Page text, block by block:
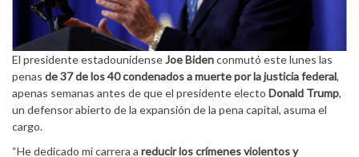
El presidente estadounidense Joe Bidenconmutó este lunes las
penas de 37 de los 40 condenados a muerte por la justicia federal,
apenas semanas antes de que el presidente electo Donald Trump,
un defensor abierto de la expansión de la pena capital, asuma el
cargo.
“He dedicado mi carrera a reducir los crímenes violentos y